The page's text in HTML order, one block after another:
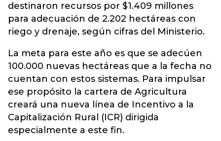
destinaron recursos por $1.409 millones
para adecuación de 2.202 hectáreas con
riego y drenaje, según cifras del Ministerio.
La meta para este año es que se adecúen
100.000 nuevas hectáreas que a la fecha no
cuentan con estos sistemas. Para impulsar
ese propósito la cartera de Agricultura
creará una nueva línea de Incentivo a la
Capitalización Rural (ICR) dirigida
especialmente a este fin.